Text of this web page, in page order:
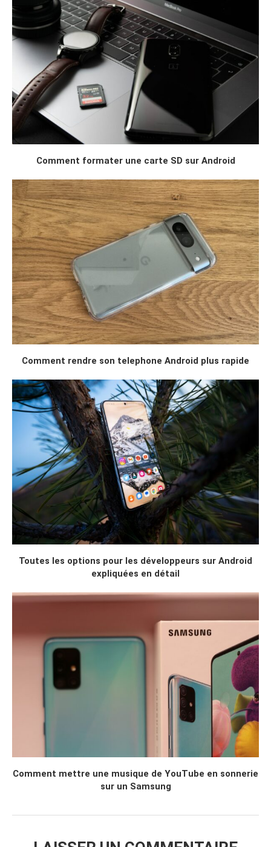
Comment formater une carte SD sur Android
Comment rendre son telephone Android plus rapide
Toutes les options pour les développeurs sur Android
expliquées en détail
Comment mettre une musique de YouTube en sonnerie
sur un Samsung